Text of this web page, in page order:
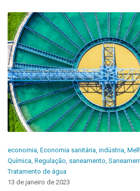
economia, Economia sanitária, indústria,
Química, Regulação, saneamento,
Tratamento de água
13 de janeiro de 2023